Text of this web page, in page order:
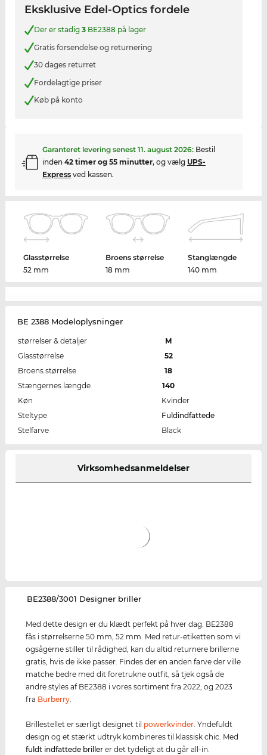
Eksklusive Edel-Optics fordele
Der er stadig 3BE2388 på lager
Gratis forsendelse og returnering
30 dages returret
Fordelagtige priser
Køb på konto
Garanteret levering senest 11. august 2026: Bestil
inden 42 timer og 55 minutter, og vælg UPS-
Expressved kassen.
Glasstørrelse
52 mm
Broens størrelse
18 mm
Stanglængde
140 mm
BE 2388 Modeloplysninger
størrelser & detaljer
M
Glasstørrelse
52
Broens størrelse
18
Stængernes længde
140
Køn
Kvinder
Steltype
Fuldindfattede
Stelfarve
Black
Virksomhedsanmeldelser
‌BE2388/3001 Designer briller
Med dette design er du klædt perfekt på hver dag. BE2388
fås i størrelserne 50 mm, 52 mm. Med retur-etiketten som vi
ogsågerne stiller til rådighed, kan du altid returnere brillerne
gratis, hvis de ikke passer. Findes der en anden farve der ville
matche bedre med dit foretrukne outfit, så tjek også de
andre styles af BE2388 i vores sortiment fra 2022, og 2023
fra Burberry.
Brillestellet er særligt designet til powerkvinder. Yndefuldt
design og et stærkt udtryk kombineres til klassisk chic. Med
fuldt indfattede briller er det tydeligt at du går all-in.